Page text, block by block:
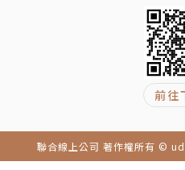
前往
聯合線上公司 著作權所有 ©